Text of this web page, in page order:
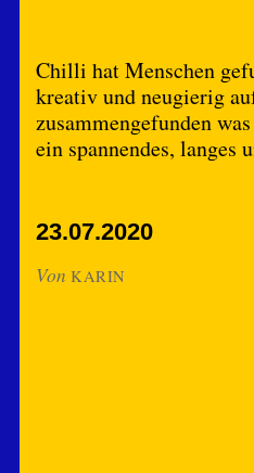
Chilli hat Menschen
kreativ und neugierig
zusammengefunden
ein spannendes, langes
23.07.2020
Von KARIN